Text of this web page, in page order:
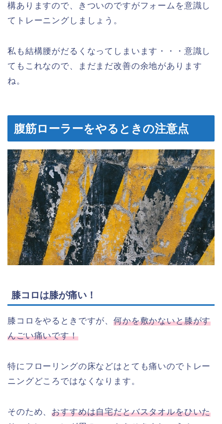
構ありますので、きついのですがフォームを意識し
てトレーニングしましょう。
私も結構腰がだるくなってしまいます・・・意識し
てもこれなので、まだまだ改善の余地があります
ね。
腹筋ローラーをやるときの注意点
膝コロは膝が痛い！
膝コロをやるときですが、何かを敷かないと膝がす
んごい痛いです！
特にフローリングの床などはとても痛いのでトレー
ニングどころではなくなります。
そのため、おすすめは自宅だとバスタオルをひいた